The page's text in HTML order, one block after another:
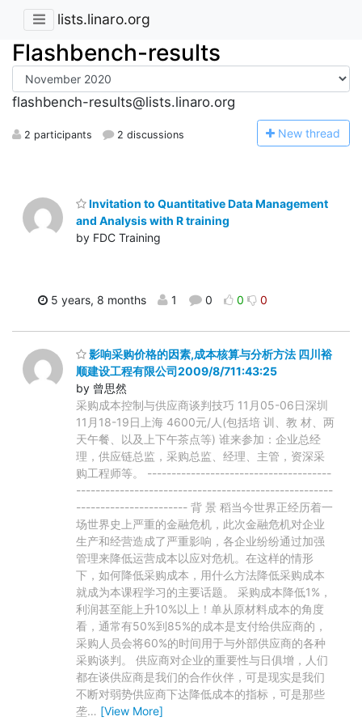
lists.linaro.org
Flashbench-results
flashbench-results@lists.linaro.org
2 participants 2 discussions New thread
Invitation to Quantitative Data Management
and Analysis with R training
by FDC Training
5 years, 8 months 1 0 0 0
影响采购价格的因素,成本核算与分析方法 四川裕
顺建设工程有限公司2009/8/711:43:25
by 曾思然
采购成本控制与供应商谈判技巧 11月05-06日深圳
11月18-19日上海 4600元/人(包括培 训、教 材、两
天午餐、以及上下午茶点等) 谁来参加：企业总经
理，供应链总监，采购总监、经理、主管，资深采
购工程师等。 --------------------------------------
-----------------------------------------------------
----------------------- 背 景 稻当今世界正经历着一
场世界史上严重的金融危机，此次金融危机对企业
生产和经营造成了严重影响，各企业纷纷通过加强
管理来降低运营成本以应对危机。在这样的情形
下，如何降低采购成本，用什么方法降低采购成本
就成为本课程学习的主要话题。 采购成本降低1%，
利润甚至能上升10%以上！单从原材料成本的角度
看，通常有50%到85%的成本是支付给供应商的，
采购人员会将60%的时间用于与外部供应商的各种
采购谈判。 供应商对企业的重要性与日俱增，人们
都在谈供应商是我们的合作伙伴，可是现实是我们
不断对弱势供应商下达降低成本的指标，可是那些
垄… [View More]